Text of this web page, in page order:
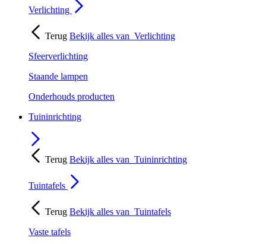
Verlichting
Terug Bekijk alles van Verlichting
Sfeerverlichting
Staande lampen
Onderhouds producten
Tuininrichting
Terug Bekijk alles van Tuininrichting
Tuintafels
Terug Bekijk alles van Tuintafels
Vaste tafels